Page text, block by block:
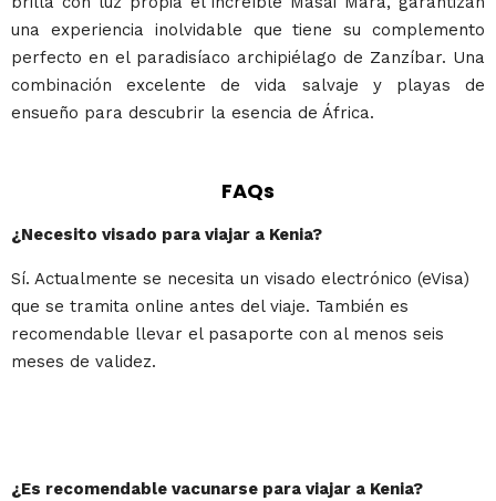
una experiencia inolvidable que tiene su complemento
perfecto en el paradisíaco archipiélago de Zanzíbar. Una
combinación excelente de vida salvaje y playas de
ensueño para descubrir la esencia de África.
FAQs
¿Necesito visado para viajar a Kenia?
Sí. Actualmente se necesita un visado electrónico (eVisa)
que se tramita online antes del viaje. También es
recomendable llevar el pasaporte con al menos seis
meses de validez.
¿Es recomendable vacunarse para viajar a Kenia?